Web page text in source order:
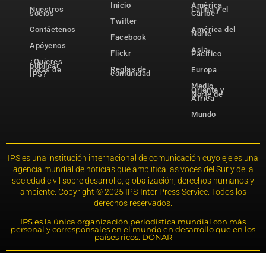
Nuestros
socios
Contáctenos
Apóyenos
¿Quieres
publicar
notas de
IPS?
Inicio
Twitter
Facebook
Flickr
Reglas de
comunidad
América
Latina y el
Caribe
América del
Norte
Asia-
Pacífico
Europa
Medio
Oriente y
Norte de
África
Mundo
IPS es una institución internacional de comunicación cuyo eje es una
agencia mundial de noticias que amplifica las voces del Sur y de la
sociedad civil sobre desarrollo, globalización, derechos humanos y
ambiente. Copyright © 2025 IPS-Inter Press Service. Todos los
derechos reservados.
IPS es la única organización periodística mundial con más
personal y corresponsales en el mundo en desarrollo que en los
países ricos. DONAR